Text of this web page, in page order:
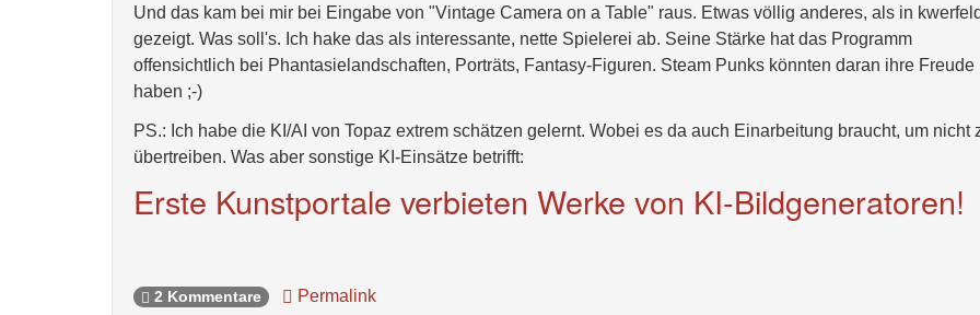
Und das kam bei mir bei Eingabe von "Vintage Camera on a Table" raus. Etwas völlig anderes, als in
gezeigt. Was soll's. Ich hake das als interessante, nette Spielerei ab. Seine Stärke hat das Programm
offensichtlich bei Phantasielandschaften, Porträts, Fantasy-Figuren. Steam Punks könnten daran ihre Freude
haben ;-)
PS.: Ich habe die KI/AI von Topaz extrem schätzen gelernt. Wobei es da auch Einarbeitung braucht, um nicht
übertreiben. Was aber sonstige KI-Einsätze betrifft:
Erste Kunstportale verbieten Werke von KI-Bildgeneratoren!
2 Kommentare Permalink